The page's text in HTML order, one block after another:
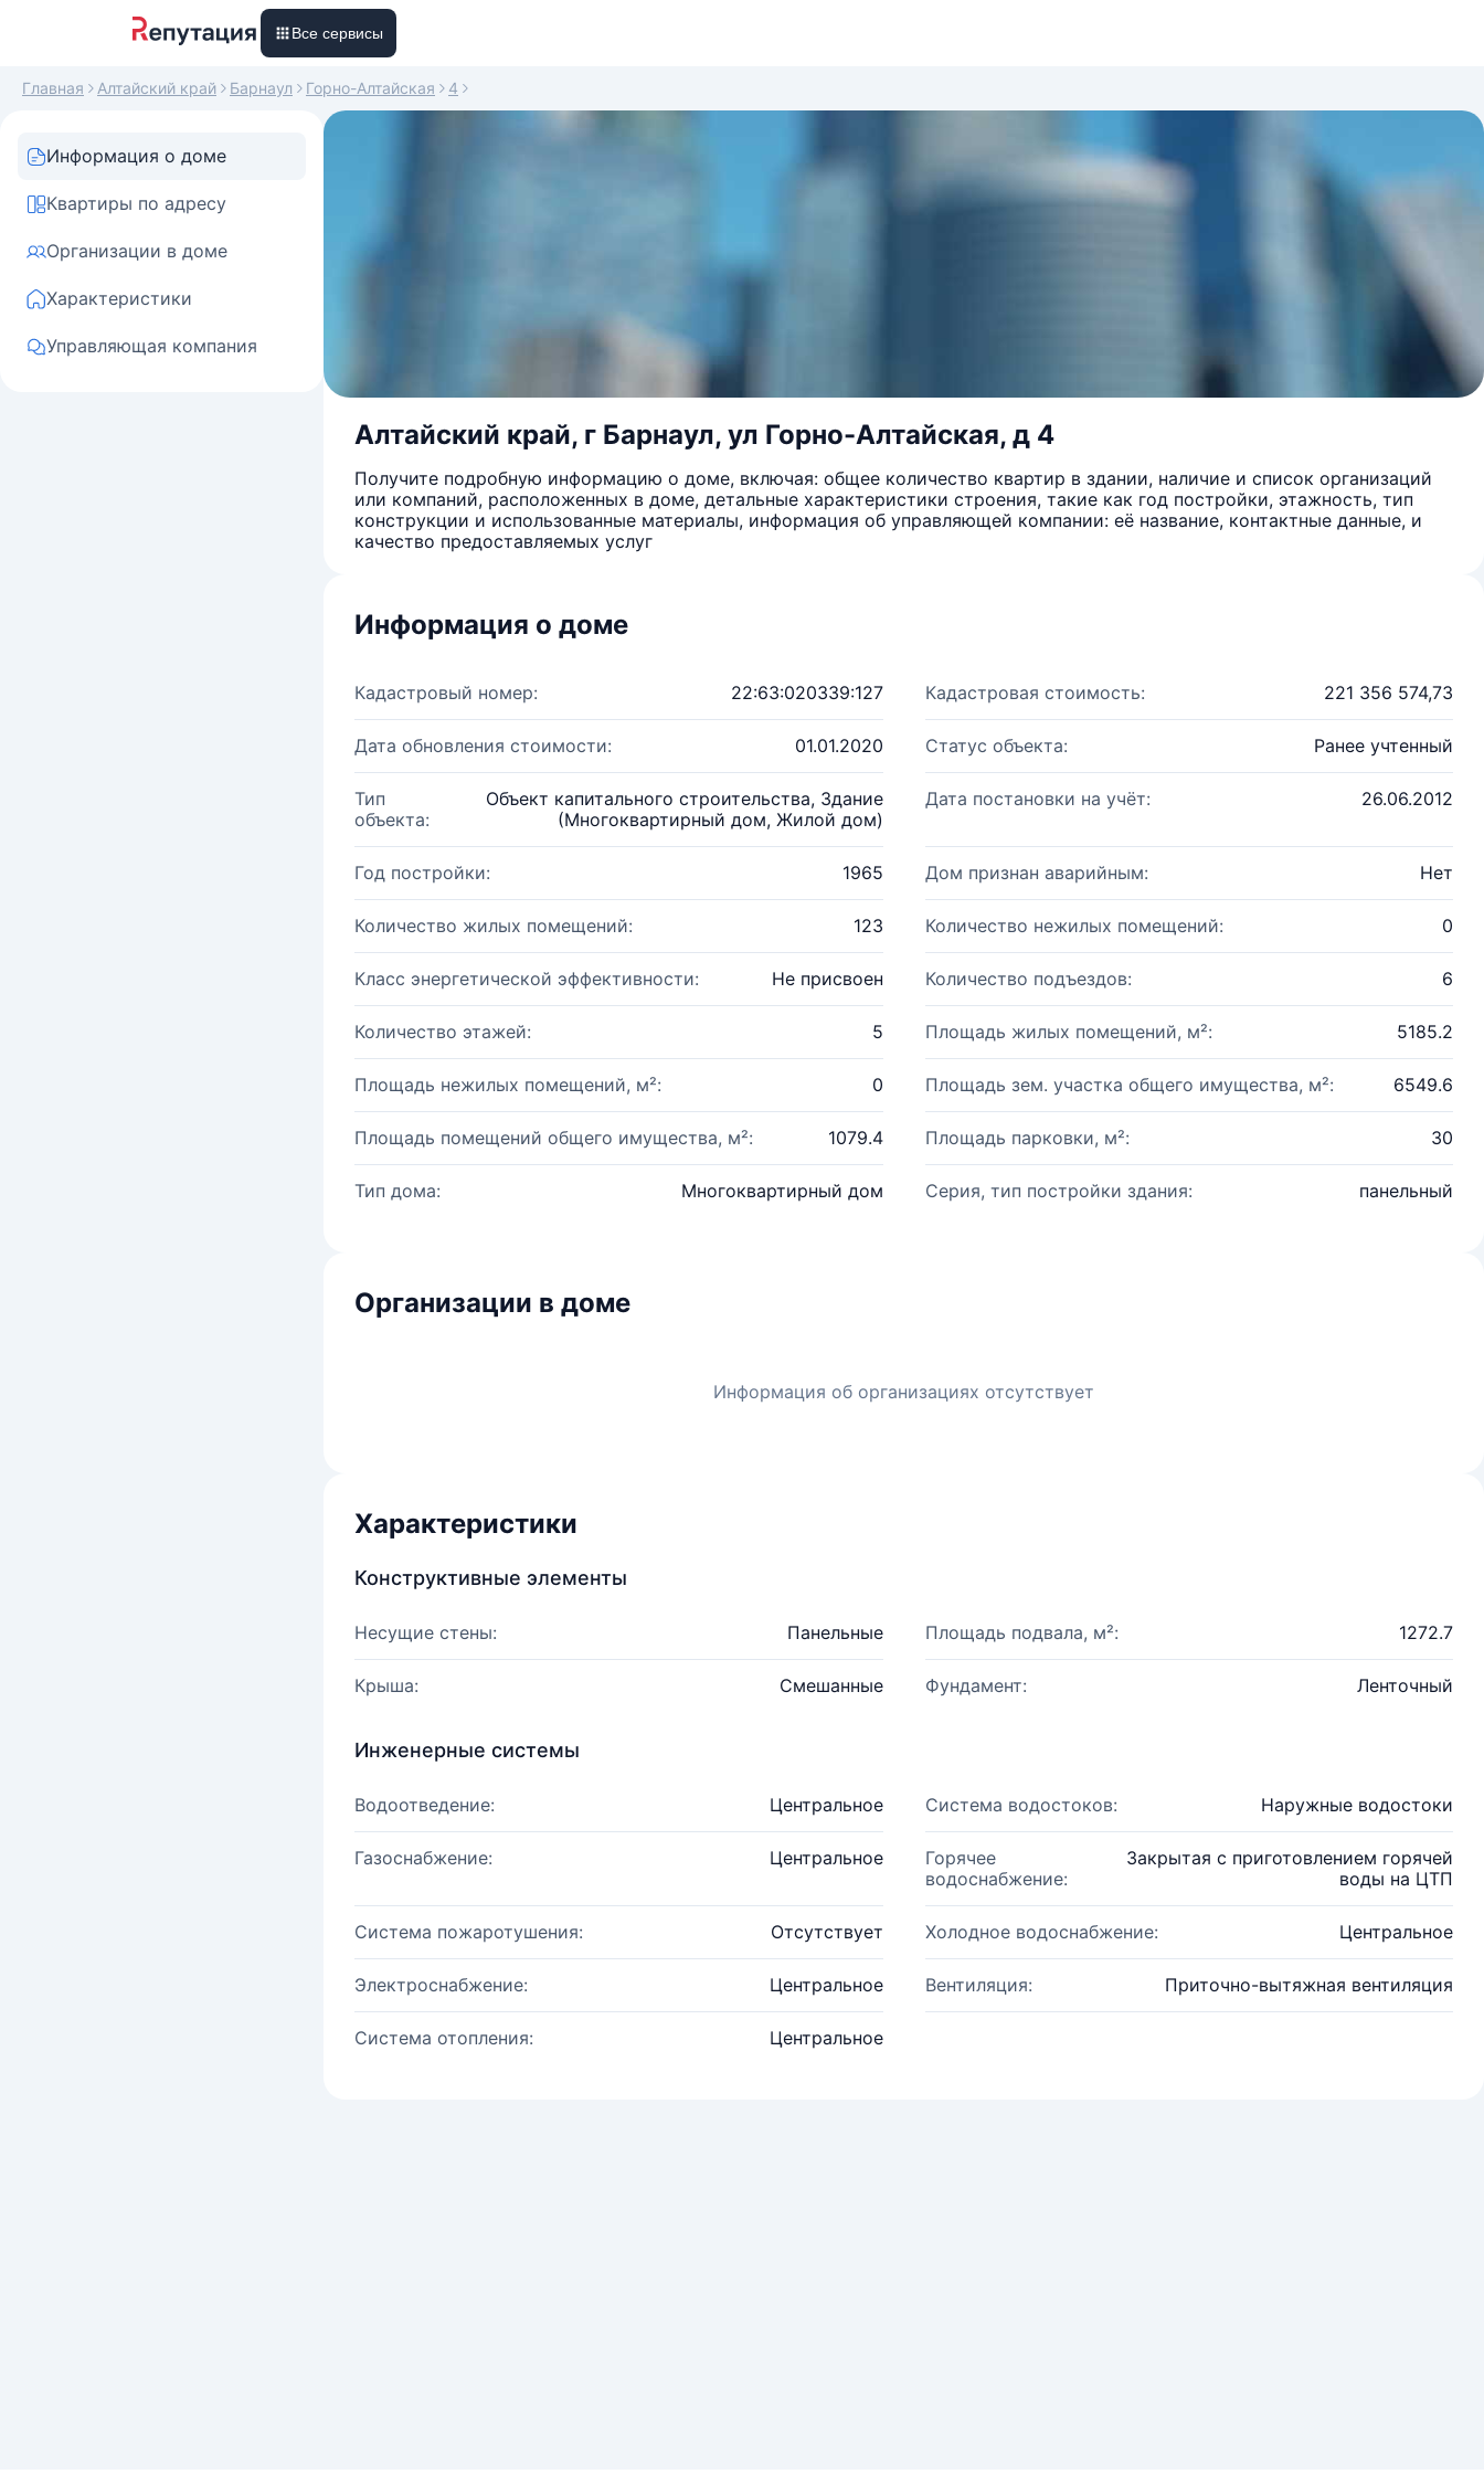
Все сервисы
Главная Алтайский край Барнаул Горно-Алтайская 4
Информация о доме
Квартиры по адресу
Организации в доме
Характеристики
Управляющая компания
Алтайский край, г Барнаул, ул Горно-Алтайская, д 4
Получите подробную информацию о доме, включая: общее количество квартир в здании, наличие и список организаций
или компаний, расположенных в доме, детальные характеристики строения, такие как год постройки, этажность, тип
конструкции и использованные материалы, информация об управляющей компании: её название, контактные данные, и
качество предоставляемых услуг
Информация о доме
Кадастровый номер: 22:63:020339:127 Кадастровая стоимость: 221 356 574,73
Дата обновления стоимости: 01.01.2020 Статус объекта: Ранее учтенный
Тип
объекта:
Объект капитального строительства, Здание
(Многоквартирный дом, Жилой дом)
Дата постановки на учёт: 26.06.2012
Год постройки: 1965 Дом признан аварийным: Нет
Количество жилых помещений: 123 Количество нежилых помещений: 0
Класс энергетической эффективности: Не присвоен Количество подъездов: 6
Количество этажей: 5 Площадь жилых помещений, м²: 5185.2
Площадь нежилых помещений, м²: 0 Площадь зем. участка общего имущества, м²: 6549.6
Площадь помещений общего имущества, м²: 1079.4 Площадь парковки, м²: 30
Тип дома: Многоквартирный дом Серия, тип постройки здания: панельный
Организации в доме
Информация об организациях отсутствует
Характеристики
Конструктивные элементы
Несущие стены: Панельные Площадь подвала, м²: 1272.7
Крыша: Смешанные Фундамент: Ленточный
Инженерные системы
Водоотведение: Центральное Система водостоков: Наружные водостоки
Газоснабжение: Центральное
Горячее
водоснабжение:
Закрытая с приготовлением горячей
воды на ЦТП
Система пожаротушения: Отсутствует Холодное водоснабжение: Центральное
Электроснабжение: Центральное Вентиляция: Приточно-вытяжная вентиляция
Система отопления: Центральное